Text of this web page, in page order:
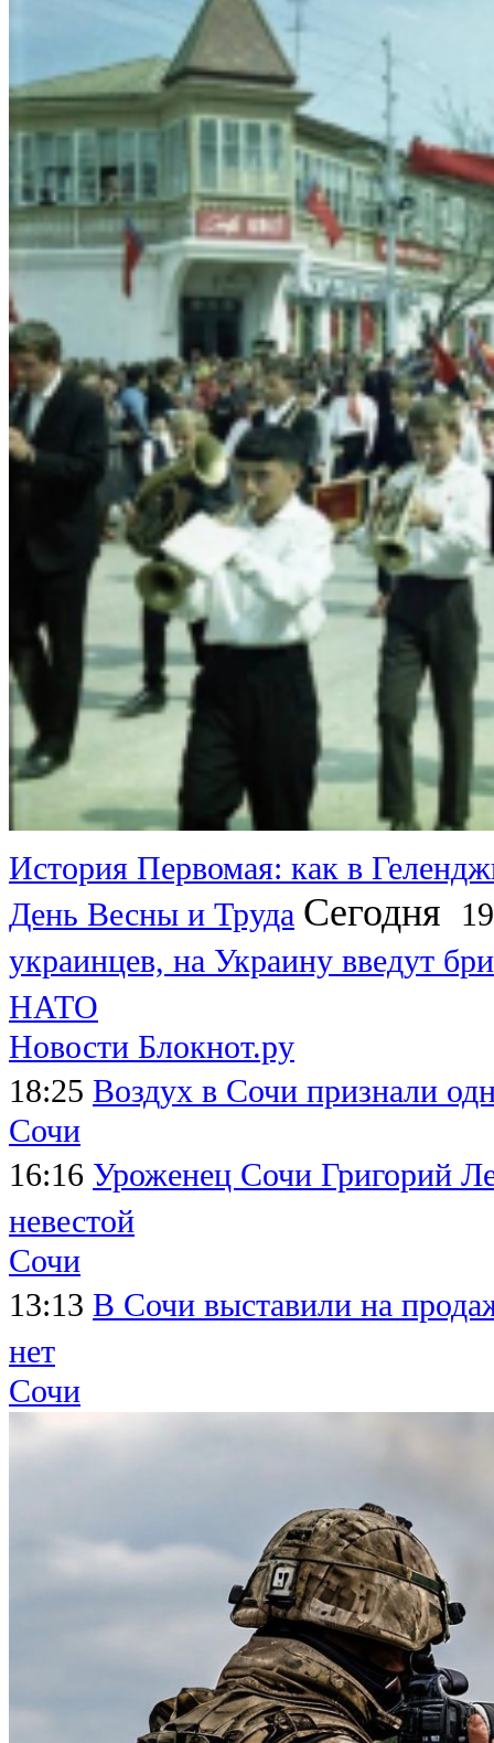
История Первомая: как в
День Весны и Труда Сегодня
украинцев, на Украину введут
НАТО
Новости Блокнот.ру
18:25 Воздух в Сочи признали
Сочи
16:16 Уроженец Сочи Григорий
невестой
Сочи
13:13 В Сочи выставили на
нет
Сочи